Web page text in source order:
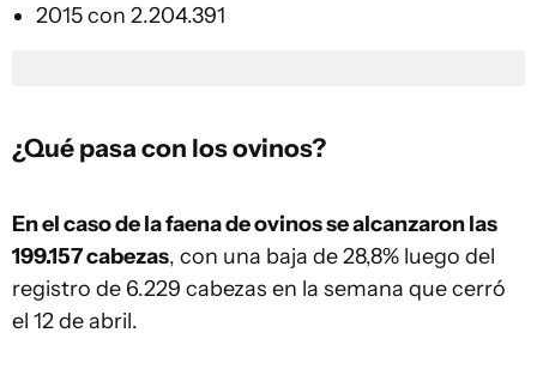
2015 con 2.204.391
¿Qué pasa con los ovinos?
En el caso de la faena de ovinos se alcanzaron las
199.157 cabezas, con una baja de 28,8% luego del
registro de 6.229 cabezas en la semana que cerró
el 12 de abril.